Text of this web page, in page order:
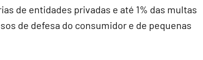
de entidades privadas e até 1% das multas
de defesa do consumidor e de pequenas